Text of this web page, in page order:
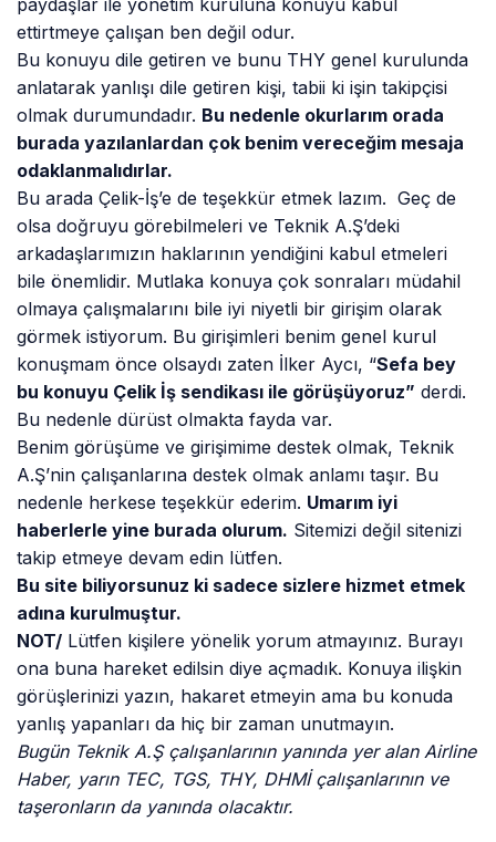
ettirtmeye çalışan ben değil odur.
Bu konuyu dile getiren ve bunu THY genel kurulunda
anlatarak yanlışı dile getiren kişi, tabii ki işin takipçisi
olmak durumundadır. Bu nedenle okurlarım orada
burada yazılanlardan çok benim vereceğim mesaja
odaklanmalıdırlar.
Bu arada Çelik-İş’e de teşekkür etmek lazım. Geç de
olsa doğruyu görebilmeleri ve Teknik A.Ş’deki
arkadaşlarımızın haklarının yendiğini kabul etmeleri
bile önemlidir. Mutlaka konuya çok sonraları müdahil
olmaya çalışmalarını bile iyi niyetli bir girişim olarak
görmek istiyorum. Bu girişimleri benim genel kurul
konuşmam önce olsaydı zaten İlker Aycı, “Sefa bey
bu konuyu Çelik İş sendikası ile görüşüyoruz” derdi.
Bu nedenle dürüst olmakta fayda var.
Benim görüşüme ve girişimime destek olmak, Teknik
A.Ş’nin çalışanlarına destek olmak anlamı taşır. Bu
nedenle herkese teşekkür ederim. Umarım iyi
haberlerle yine burada olurum. Sitemizi değil sitenizi
takip etmeye devam edin lütfen.
Bu site biliyorsunuz ki sadece sizlere hizmet etmek
adına kurulmuştur.
NOT/ Lütfen kişilere yönelik yorum atmayınız. Burayı
ona buna hareket edilsin diye açmadık. Konuya ilişkin
görüşlerinizi yazın, hakaret etmeyin ama bu konuda
yanlış yapanları da hiç bir zaman unutmayın.
Bugün Teknik A.Ş çalışanlarının yanında yer alan Airline
Haber, yarın TEC, TGS, THY, DHMİ çalışanlarının ve
taşeronların da yanında olacaktır.